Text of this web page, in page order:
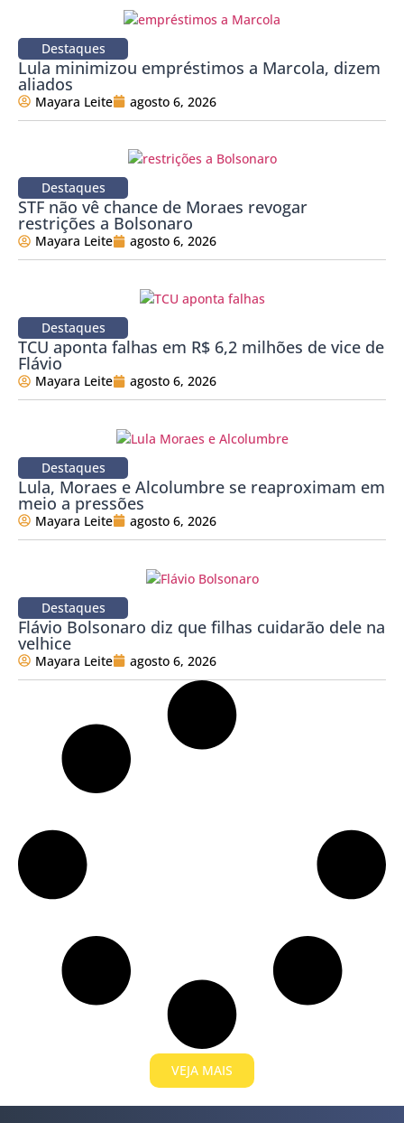
Destaques
Lula minimizou empréstimos a Marcola, dizem
aliados
Mayara Leite agosto 6, 2026
Destaques
STF não vê chance de Moraes revogar
restrições a Bolsonaro
Mayara Leite agosto 6, 2026
Destaques
TCU aponta falhas em R$ 6,2 milhões de vice de
Flávio
Mayara Leite agosto 6, 2026
Destaques
Lula, Moraes e Alcolumbre se reaproximam em
meio a pressões
Mayara Leite agosto 6, 2026
Destaques
Flávio Bolsonaro diz que filhas cuidarão dele na
velhice
Mayara Leite agosto 6, 2026
VEJA MAIS